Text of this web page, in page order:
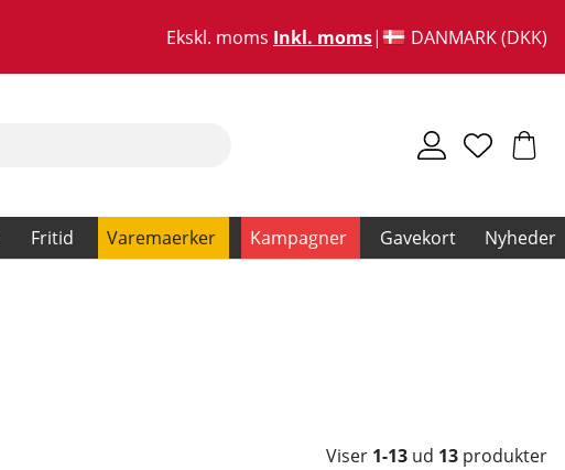
Ekskl. moms Inkl. moms DANMARK (DKK)
Fritid Varemaerker Kampagner Gavekort Nyheder
Viser 1-13 ud 13 produkter